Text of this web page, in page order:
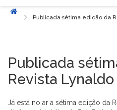
Início
Publicada sétima edição da
Publicada
Revista Lynaldo
Já está no ar a sétima edição da